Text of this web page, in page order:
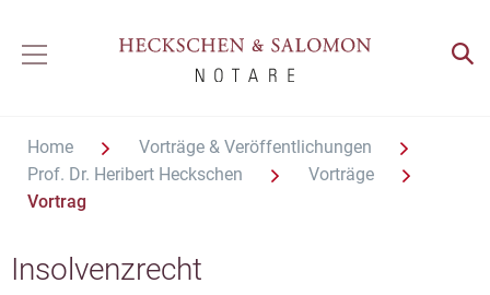
Home
Vorträge & Veröffentlichungen
Prof. Dr. Heribert Heckschen
Vorträge
Vortrag
Insolvenzrecht